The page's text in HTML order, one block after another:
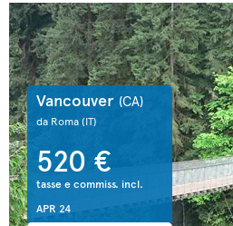
Vancouver (CA)
da Roma(IT)
520 €
tasse e commiss. incl.
APR 24